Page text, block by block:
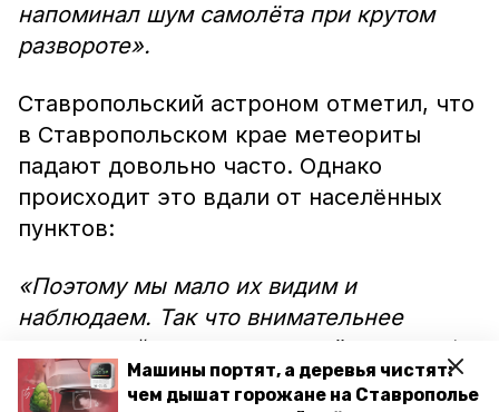
Машины портят, а деревья чистят:
чем дышат горожане на Ставрополье
напоминал шум самолёта при крутом
развороте».
Ставропольский астроном отметил, что
в Ставропольском крае метеориты
падают довольно часто. Однако
происходит это вдали от населённых
пунктов:
«Поэтому мы мало их видим и
наблюдаем. Так что внимательнее
всматривайтесь в ночное звёздное небо,
загадывайте желание на падающие